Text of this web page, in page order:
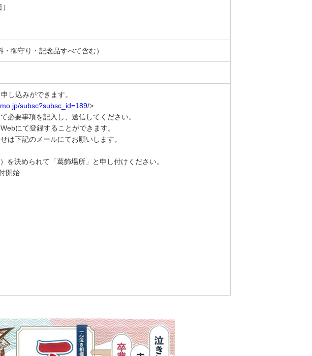
御守り・記念品すべて含む）
し込みができます。
subsc?subsc_id=189/>
必要事項を記入し、送信してください。
にて登録することができます。
は下記のメールにてお願いします。
を決められて「葛飾場所」と申し付けください。
開始